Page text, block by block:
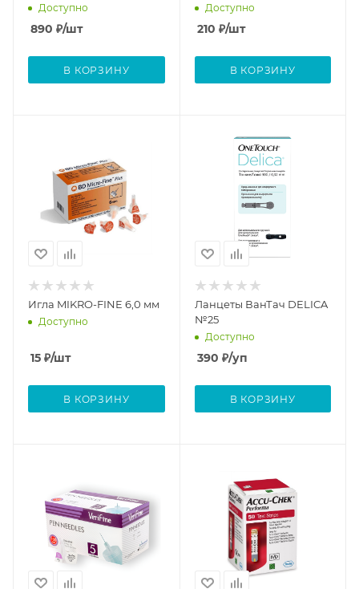
Доступно
890 ₽/шт
В КОРЗИНУ
Доступно
210 ₽/шт
В КОРЗИНУ
Игла MIKRO-FINE 6,0 мм
Доступно
15 ₽/шт
В КОРЗИНУ
Ланцеты ВанТач DELICA
№25
Доступно
390 ₽/уп
В КОРЗИНУ